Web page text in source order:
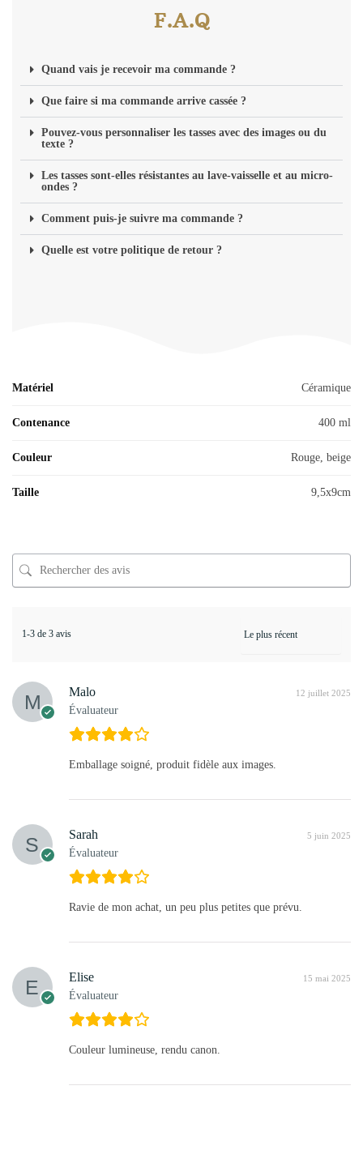
F.A.Q
Quand vais je recevoir ma commande ?
Que faire si ma commande arrive cassée ?
Pouvez-vous personnaliser les tasses avec des images ou du
texte ?
Les tasses sont-elles résistantes au lave-vaisselle et au micro-
ondes ?
Comment puis-je suivre ma commande ?
Quelle est votre politique de retour ?
Matériel Céramique
Contenance 400 ml
Couleur Rouge, beige
Taille 9,5x9cm
1-3 de 3 avis
Malo
Évaluateur
12 juillet 2025
Emballage soigné, produit fidèle aux images.
Sarah
Évaluateur
5 juin 2025
Ravie de mon achat, un peu plus petites que prévu.
Elise
Évaluateur
15 mai 2025
Couleur lumineuse, rendu canon.